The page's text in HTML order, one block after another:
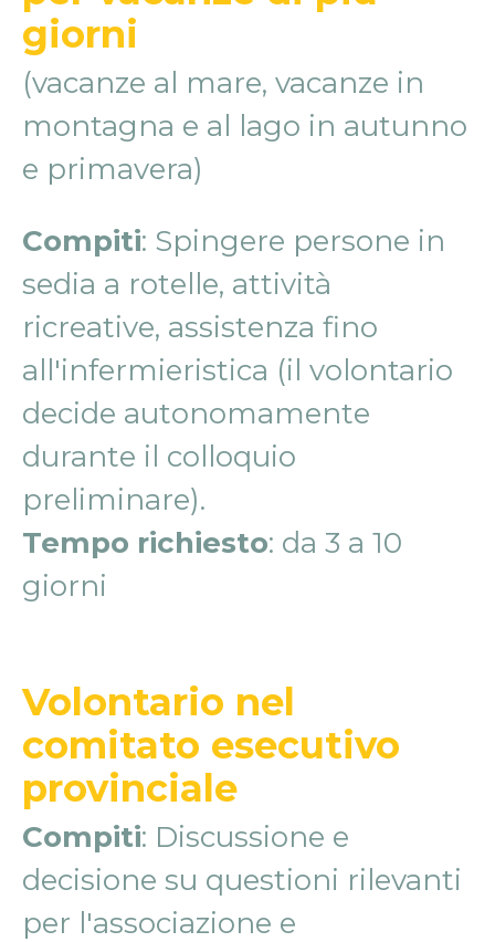
giorni
(vacanze al mare, vacanze in
montagna e al lago in autunno
e primavera)
Compiti: Spingere persone in
sedia a rotelle, attività
ricreative, assistenza fino
all'infermieristica (il volontario
decide autonomamente
durante il colloquio
preliminare).
Tempo richiesto: da 3 a 10
giorni
Volontario nel
comitato esecutivo
provinciale
Compiti: Discussione e
decisione su questioni rilevanti
per l'associazione e